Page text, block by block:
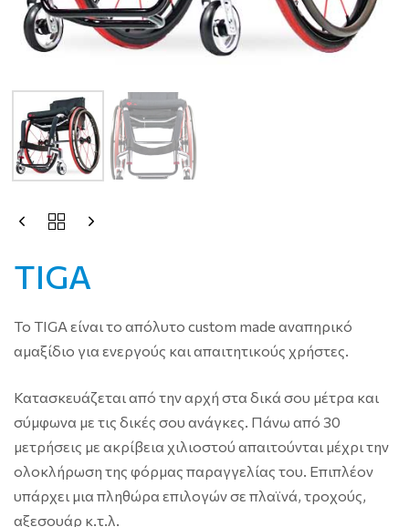
TIGA
Το TIGA είναι το απόλυτο custom made αναπηρικό
αμαξίδιο για ενεργούς και απαιτητικούς χρήστες.
Κατασκευάζεται από την αρχή στα δικά σου μέτρα και
σύμφωνα με τις δικές σου ανάγκες. Πάνω από 30
μετρήσεις με ακρίβεια χιλιοστού απαιτούνται μέχρι την
ολοκλήρωση της φόρμας παραγγελίας του. Επιπλέον
υπάρχει μια πληθώρα επιλογών σε πλαϊνά, τροχούς,
αξεσουάρ κ.τ.λ.